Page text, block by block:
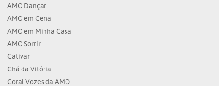
AMO Dançar
AMO em Cena
AMO em Minha Casa
AMO Sorrir
Cativar
Chá da Vitória
Coral Vozes da AMO